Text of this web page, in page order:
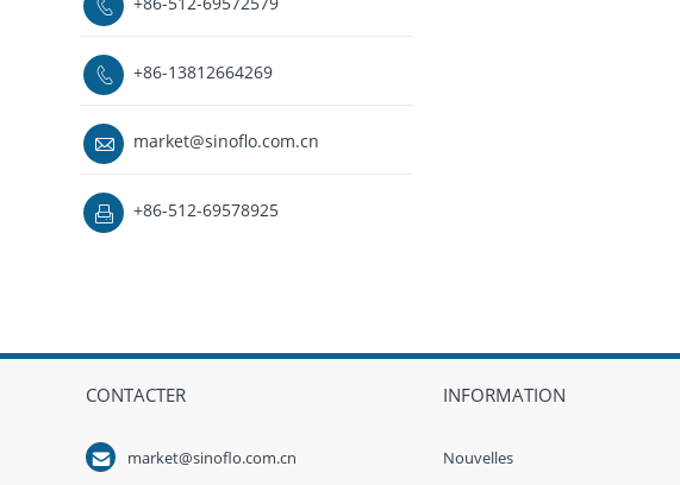

 +86-13812664269
 market@sinoflo.com.cn
 +86-512-69578925
CONTACTER
 market@sinoflo.com.cn
INFORMATION
Nouvelles